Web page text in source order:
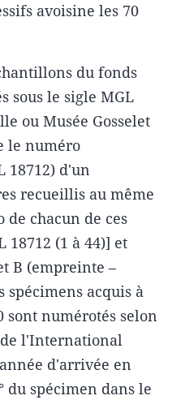
avoisine les 70
du fonds
sous le sigle MGL
ou Musée Gosselet
le numéro
18712) d'un
recueillis au même
chacun de ces
18712 (1 à 44)] et
B (empreinte –
spécimens acquis à
sont numérotés selon
l'International
d'arrivée en
du spécimen dans le